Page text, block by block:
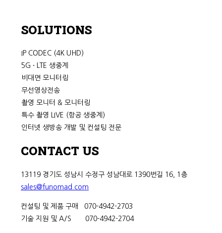
SOLUTIONS
IP CODEC (4K UHD)
5G ⋅ LTE 생중계
비대면 모니터링
무선영상전송
촬영 모니터 & 모니터링
특수 촬영 LIVE (항공 생중계)
인터넷 생방송 개발 및 컨설팅 전문
CONTACT US
13119 경기도 성남시 수정구 성남대로 1390번길 16, 1층
sales@funomad.com
컨설팅 및 제품 구매 070-4942-2703
기술 지원 및 A/S 070-4942-2704